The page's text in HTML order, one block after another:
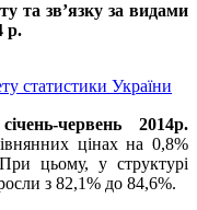
та зв’язку за видами
р.
статистики України
червень 2014р.
цінах на 0,8%
цьому, у структурі
з 82,1% до 84,6%.